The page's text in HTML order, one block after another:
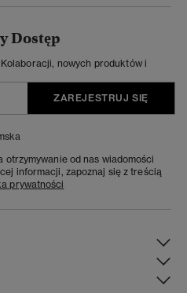
Dostęp
nowych produktów i
ZAREJESTRUJ SIĘ
otrzymywanie od nas wiadomości
informacji, zapoznaj się z treścią
prywatności